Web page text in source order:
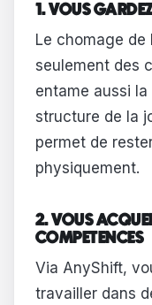
1. VOUS
Le chomage
seulement des
entame aussi
structure de la
permet de
physiquement.
2. VOUS
COMPETENCES
Via AnyShift,
travailler dans